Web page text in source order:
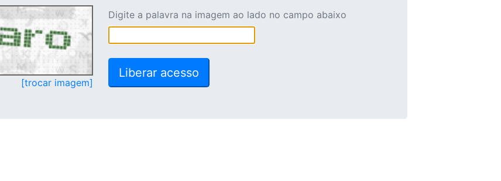
[trocar imagem]
Digite a palavra na imagem ao lado no campo abaixo